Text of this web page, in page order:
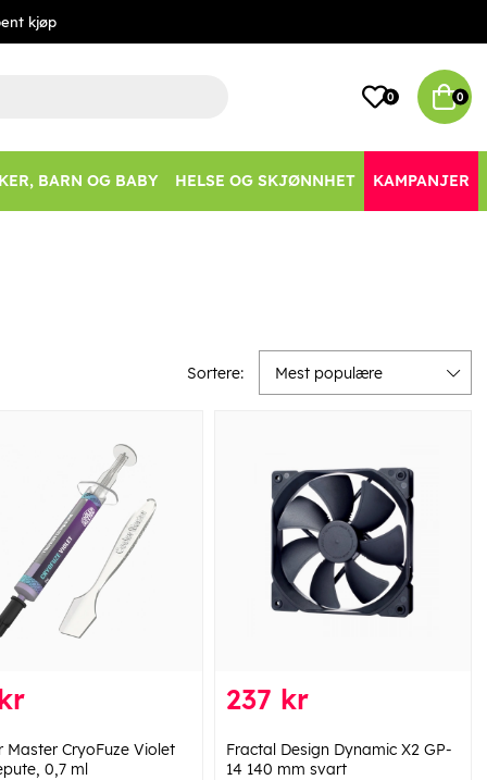
kjøp
0 0
BARN OG BABY HELSE OG SKJØNNHET KAMPANJER
Sortere: Mest populære
Master CryoFuze Violet
0,7 ml
237 kr
Fractal Design Dynamic X2 GP-
14 140 mm svart